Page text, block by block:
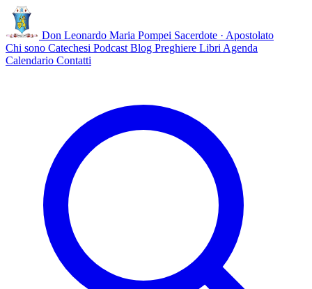
Don Leonardo Maria Pompei Sacerdote · Apostolato
Chi sono Catechesi Podcast Blog Preghiere Libri Agenda
Calendario Contatti